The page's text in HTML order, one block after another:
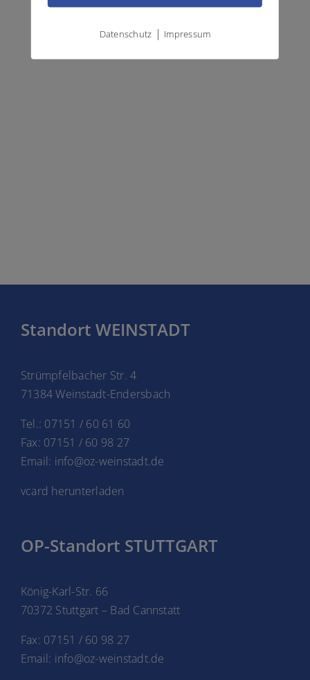
Standort WEINSTADT
Strümpfelbacher Str. 4
71384 Weinstadt-Endersbach
Tel.: 07151 / 60 61 60
Fax: 07151 / 60 98 27
Email: info@oz-weinstadt.de
vcard herunterladen
OP-Standort STUTTGART
König-Karl-Str. 66
70372 Stuttgart – Bad Cannstatt
Fax: 07151 / 60 98 27
Email: info@oz-weinstadt.de
Datenschutz | Impressum